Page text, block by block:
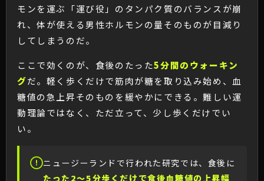
モンを運ぶ「運び役」のタンパク質のバランスが崩
れ、体が使える男性ホルモンの量そのものが目減り
してしまうのだ。
ここで効くのが、食後のたった5分間のウォーキン
グだ。軽く歩くだけで筋肉が糖を取り込み始め、血
糖値の急上昇そのものを緩やかにできる。難しい運
動理論ではなく、ただ立って、少し歩くだけでい
い。
ニュージーランドで行われた研究では、食後に
たった2〜5分歩くだけで食後血糖値の上昇幅